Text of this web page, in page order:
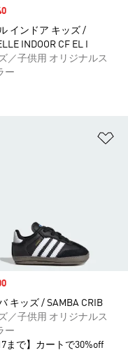
価格
インドア キッズ /
INDOOR CF EL I
／子供用 オリジナルス
ー
価格
キッズ / SAMBA CRIB
／子供用 オリジナルス
ー
まで】カートで30%off